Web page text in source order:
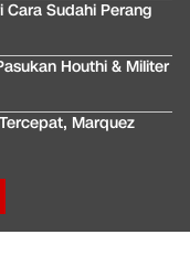
Sudahi Perang
Houthi & Militer
Marquez